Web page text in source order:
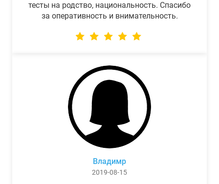
тесты на родство, национальность. Спасибо
за оперативность и внимательность.
Владимр
2019-08-15